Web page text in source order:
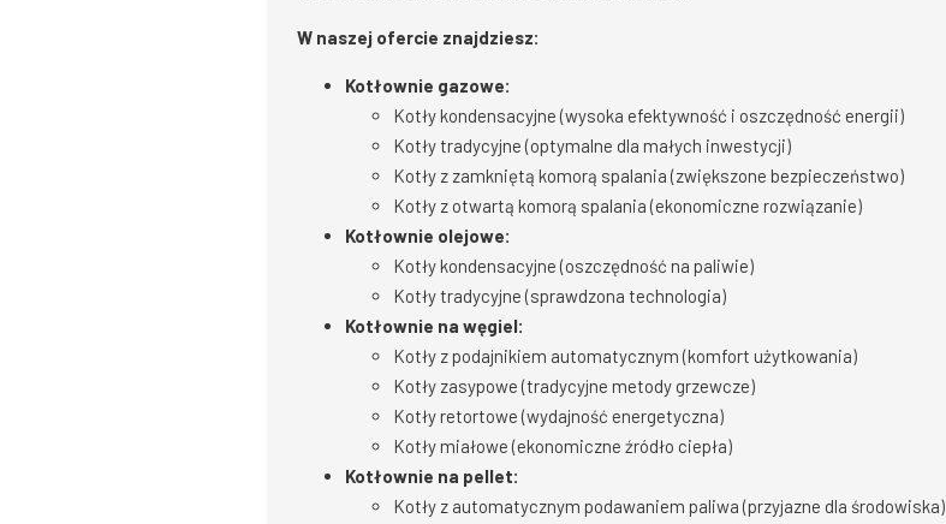
W naszej ofercie znajdziesz:
Kotłownie gazowe:
Kotły kondensacyjne (wysoka efektywność i oszczędność energii)
Kotły tradycyjne (optymalne dla małych inwestycji)
Kotły z zamkniętą komorą spalania (zwiększone bezpieczeństwo)
Kotły z otwartą komorą spalania (ekonomiczne rozwiązanie)
Kotłownie olejowe:
Kotły kondensacyjne (oszczędność na paliwie)
Kotły tradycyjne (sprawdzona technologia)
Kotłownie na węgiel:
Kotły z podajnikiem automatycznym (komfort użytkowania)
Kotły zasypowe (tradycyjne metody grzewcze)
Kotły retortowe (wydajność energetyczna)
Kotły miałowe (ekonomiczne źródło ciepła)
Kotłownie na pellet:
Kotły z automatycznym podawaniem paliwa (przyjazne dla środowiska)